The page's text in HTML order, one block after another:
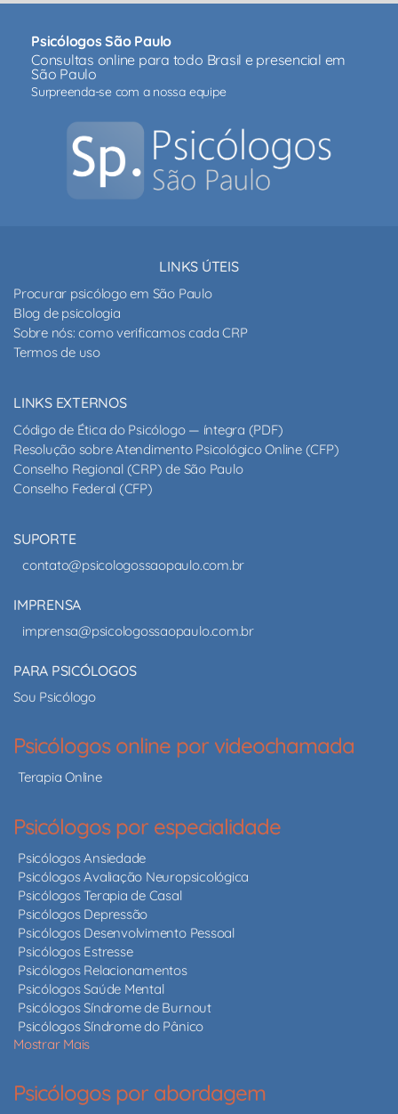
Psicólogos São Paulo
Consultas online para todo Brasil e presencial em
São Paulo
Surpreenda-se com a nossa equipe
LINKS ÚTEIS
Procurar psicólogo em São Paulo
Blog de psicologia
Sobre nós: como verificamos cada CRP
Termos de uso
LINKS EXTERNOS
Código de Ética do Psicólogo — íntegra (PDF)
Resolução sobre Atendimento Psicológico Online (CFP)
Conselho Regional (CRP) de São Paulo
Conselho Federal (CFP)
SUPORTE
contato@psicologossaopaulo.com.br
IMPRENSA
imprensa@psicologossaopaulo.com.br
PARA PSICÓLOGOS
Sou Psicólogo
Psicólogos online por videochamada
Terapia Online
Psicólogos por especialidade
Psicólogos Ansiedade
Psicólogos Avaliação Neuropsicológica
Psicólogos Terapia de Casal
Psicólogos Depressão
Psicólogos Desenvolvimento Pessoal
Psicólogos Estresse
Psicólogos Relacionamentos
Psicólogos Saúde Mental
Psicólogos Síndrome de Burnout
Psicólogos Síndrome do Pânico
Mostrar Mais
Psicólogos por abordagem